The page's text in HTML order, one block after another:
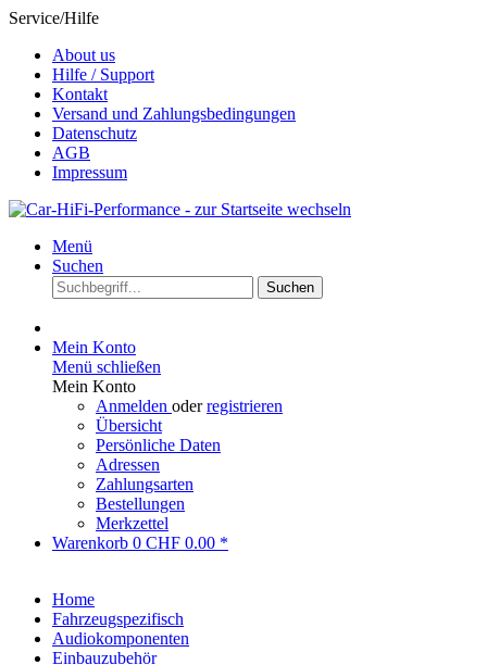
Service/Hilfe
About us
Hilfe / Support
Kontakt
Versand und Zahlungsbedingungen
Datenschutz
AGB
Impressum
Menü
Suchen
Suchen
Mein Konto
Menü schließen
Mein Konto
Anmelden oderregistrieren
Übersicht
Persönliche Daten
Adressen
Zahlungsarten
Bestellungen
Merkzettel
Warenkorb 0 CHF 0.00 *
Home
Fahrzeugspezifisch
Audiokomponenten
Einbauzubehör